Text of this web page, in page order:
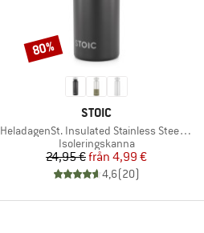
VARUMÄRKE
STOIC
Produkter
HeladagenSt. Insulated Stainless Steel Bottle 500
Produktgrupp
Isoleringskanna
Pris
24,95 € Reducerat pris
från 4,99 €
4,6(20)
Rabatt
80%